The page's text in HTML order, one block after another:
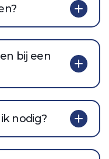
bij een
nodig?